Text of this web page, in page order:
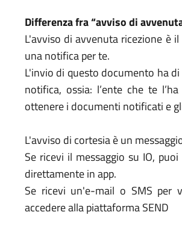
Differenza fra “avviso di
L'avviso di avvenuta ricezione è
una notifica per te.
L'invio di questo documento ha
notifica, ossia: l’ente che te
ottenere i documenti notificati e
L'avviso di cortesia è un
Se ricevi il messaggio su IO,
direttamente in app.
Se ricevi un'e-mail o SMS per
accedere alla piattaforma SEND